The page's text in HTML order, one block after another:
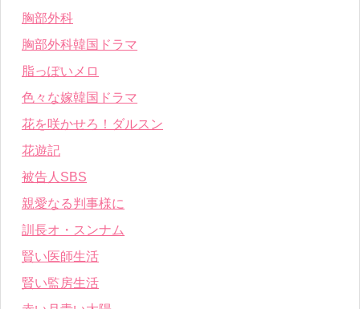
胸部外科
胸部外科韓国ドラマ
脂っぽいメロ
色々な嫁韓国ドラマ
花を咲かせろ！ダルスン
花遊記
被告人SBS
親愛なる判事様に
訓長オ・スンナム
賢い医師生活
賢い監房生活